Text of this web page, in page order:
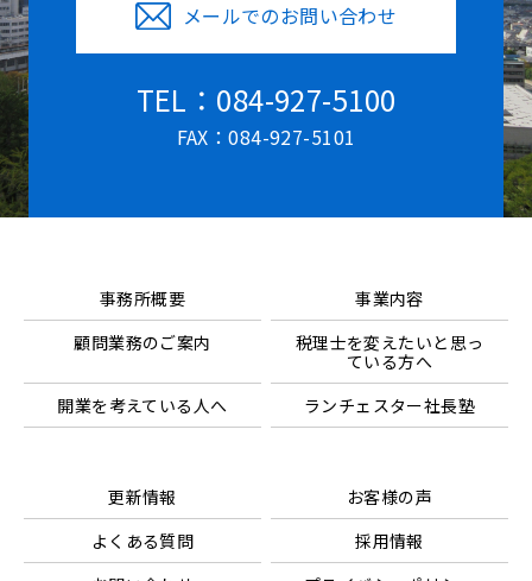
メールでのお問い合わせ
TEL：084-927-5100
FAX：084-927-5101
事務所概要
事業内容
顧問業務のご案内
税理士を変えたいと思っ
ている方へ
開業を考えている人へ
ランチェスター社長塾
更新情報
お客様の声
よくある質問
採用情報